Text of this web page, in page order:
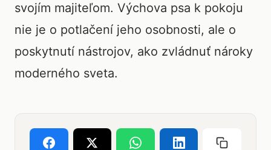
svojím majiteľom. Výchova psa k pokoju
nie je o potlačení jeho osobnosti, ale o
poskytnutí nástrojov, ako zvládnuť nároky
moderného sveta.